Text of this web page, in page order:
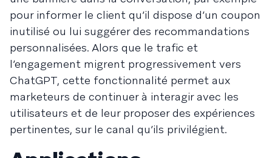
pour informer le client qu’il dispose d’un coupon
inutilisé ou lui suggérer des recommandations
personnalisées. Alors que le trafic et
l’engagement migrent progressivement vers
ChatGPT, cette fonctionnalité permet aux
marketeurs de continuer à interagir avec les
utilisateurs et de leur proposer des expériences
pertinentes, sur le canal qu’ils privilégient.